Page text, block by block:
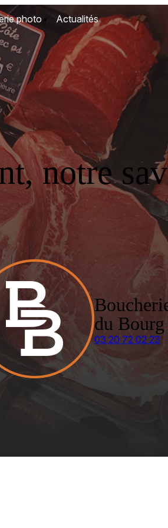
photo Actualités
notre
du Bourg
03 20 72 02 23